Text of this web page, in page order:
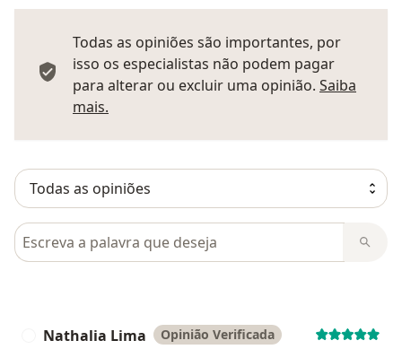
Todas as opiniões são importantes, por
isso os especialistas não podem pagar
para alterar ou excluir uma opinião. Saiba
mais.
Pesquisar em opiniões
Nathalia Lima Opinião Verificada